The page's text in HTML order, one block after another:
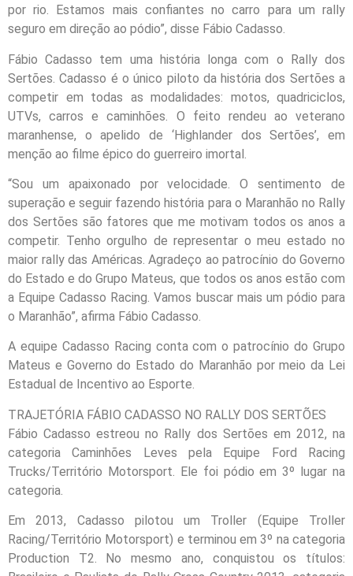
por rio. Estamos mais confiantes no carro para um rally
seguro em direção ao pódio”, disse Fábio Cadasso.
Fábio Cadasso tem uma história longa com o Rally dos
Sertões. Cadasso é o único piloto da história dos Sertões a
competir em todas as modalidades: motos, quadriciclos,
UTVs, carros e caminhões. O feito rendeu ao veterano
maranhense, o apelido de ‘Highlander dos Sertões’, em
menção ao filme épico do guerreiro imortal.
“Sou um apaixonado por velocidade. O sentimento de
superação e seguir fazendo história para o Maranhão no Rally
dos Sertões são fatores que me motivam todos os anos a
competir. Tenho orgulho de representar o meu estado no
maior rally das Américas. Agradeço ao patrocínio do Governo
do Estado e do Grupo Mateus, que todos os anos estão com
a Equipe Cadasso Racing. Vamos buscar mais um pódio para
o Maranhão”, afirma Fábio Cadasso.
A equipe Cadasso Racing conta com o patrocínio do Grupo
Mateus e Governo do Estado do Maranhão por meio da Lei
Estadual de Incentivo ao Esporte.
TRAJETÓRIA FÁBIO CADASSO NO RALLY DOS SERTÕES
Fábio Cadasso estreou no Rally dos Sertões em 2012, na
categoria Caminhões Leves pela Equipe Ford Racing
Trucks/Território Motorsport. Ele foi pódio em 3º lugar na
categoria.
Em 2013, Cadasso pilotou um Troller (Equipe Troller
Racing/Território Motorsport) e terminou em 3º na categoria
Production T2. No mesmo ano, conquistou os títulos: